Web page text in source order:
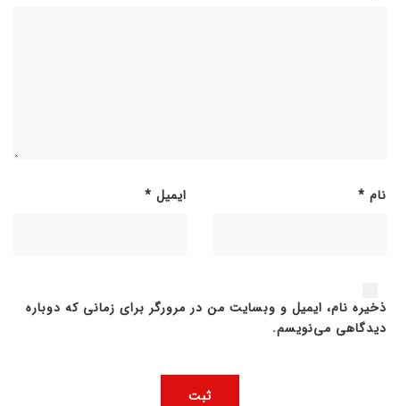
نام * ایمیل *
ذخیره نام، ایمیل و وبسایت من در مرورگر برای زمانی که دوباره
دیدگاهی می‌نویسم.